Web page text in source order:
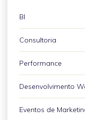
BI
Consultoria
Performance
Desenvolvimento
Eventos de